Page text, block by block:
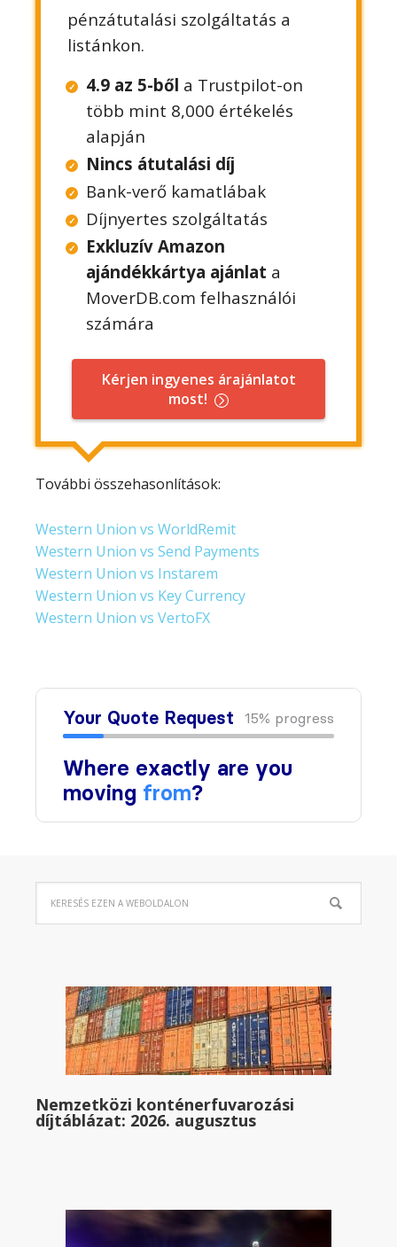
pénzátutalási szolgáltatás a
listánkon.
4.9 az 5-ből a Trustpilot-on
több mint 8,000 értékelés
alapján
Nincs átutalási díj
Bank-verő kamatlábak
Díjnyertes szolgáltatás
Exkluzív Amazon
ajándékkártya ajánlat a
MoverDB.com felhasználói
számára
Kérjen ingyenes árajánlatot
most!
További összehasonlítások:
Western Union vs WorldRemit
Western Union vs Send Payments
Western Union vs Instarem
Western Union vs Key Currency
Western Union vs VertoFX
Nemzetközi konténerfuvarozási
díjtáblázat: 2026. augusztus